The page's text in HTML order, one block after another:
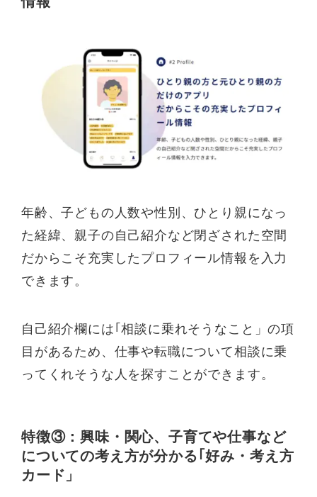
年齢、子どもの人数や性別、ひとり親になっ
た経緯、親子の自己紹介など閉ざされた空間
だからこそ充実したプロフィール情報を入力
できます。
自己紹介欄には｢相談に乗れそうなこと」の項
目があるため、仕事や転職について相談に乗
ってくれそうな人を探すことができます。
特徴③：興味・関心、子育てや仕事など
についての考え方が分かる｢好み・考え方
カード」